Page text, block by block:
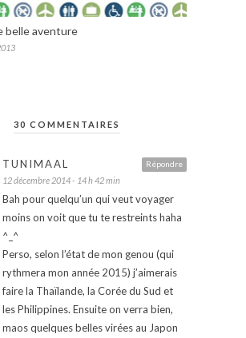
belle aventure
30 COMMENTAIRES
Répondre
TUNIMAAL
12 décembre 2014 - 14 h 42 min
Bah pour quelqu’un qui veut voyager
moins on voit que tu te restreints haha
^_^
Perso, selon l’état de mon genou (qui
rythmera mon année 2015) j’aimerais
faire la Thaïlande, la Corée du Sud et
les Philippines. Ensuite on verra bien,
maos quelques belles virées au Japon